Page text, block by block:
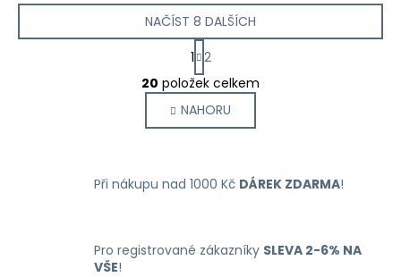
O
v
l
á
a
c
r
NAČÍST 8 DALŠÍCH
S
t
r
á
n
k
á
1 2
20 položek celkem
NAHORU
Při nákupu nad 1000 Kč DÁREK ZDARMA!
Pro registrované zákazníky SLEVA 2-6% NA
VŠE!